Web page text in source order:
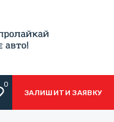
0
ЗАЛИШИТИ ЗАЯВКУ